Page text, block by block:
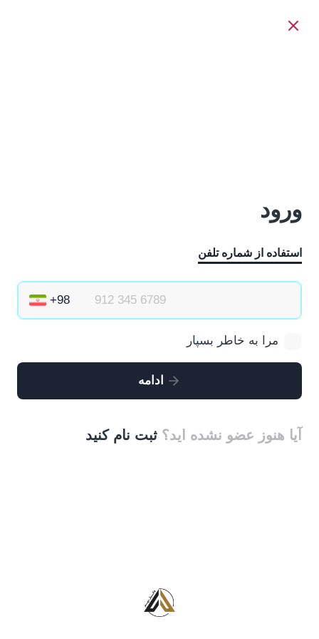
ورود
استفاده از شماره تلفن
مرا به خاطر بسپار
ادامه
آیا هنوز عضو نشده اید؟ ثبت نام کنید